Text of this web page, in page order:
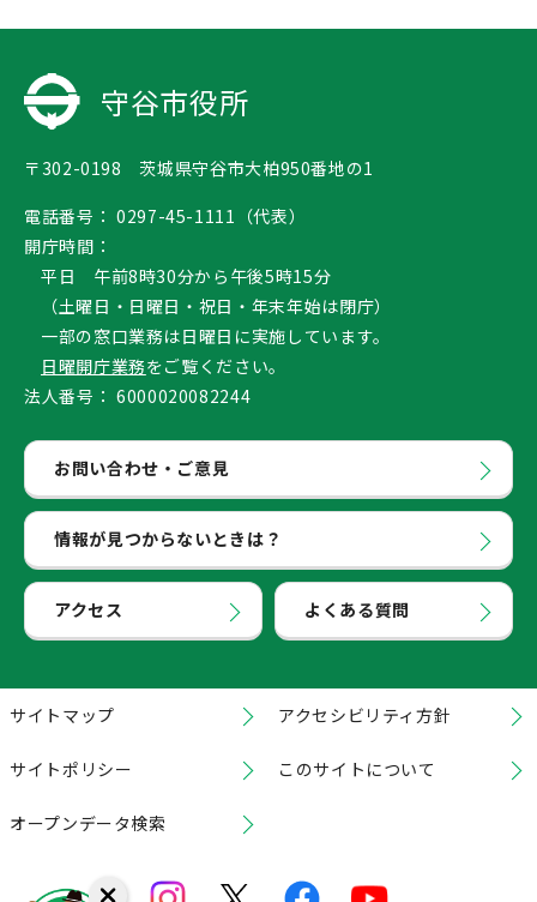
守谷市役所
〒302-0198 茨城県守谷市大柏950番地の1
電話番号： 0297-45-1111（代表）
開庁時間：
平日 午前8時30分から午後5時15分
（土曜日・日曜日・祝日・年末年始は閉庁）
一部の窓口業務は日曜日に実施しています。
日曜開庁業務をご覧ください。
法人番号： 6000020082244
お問い合わせ・ご意見
情報が見つからないときは？
アクセス よくある質問
サイトマップ アクセシビリティ方針
サイトポリシー このサイトについて
オープンデータ検索